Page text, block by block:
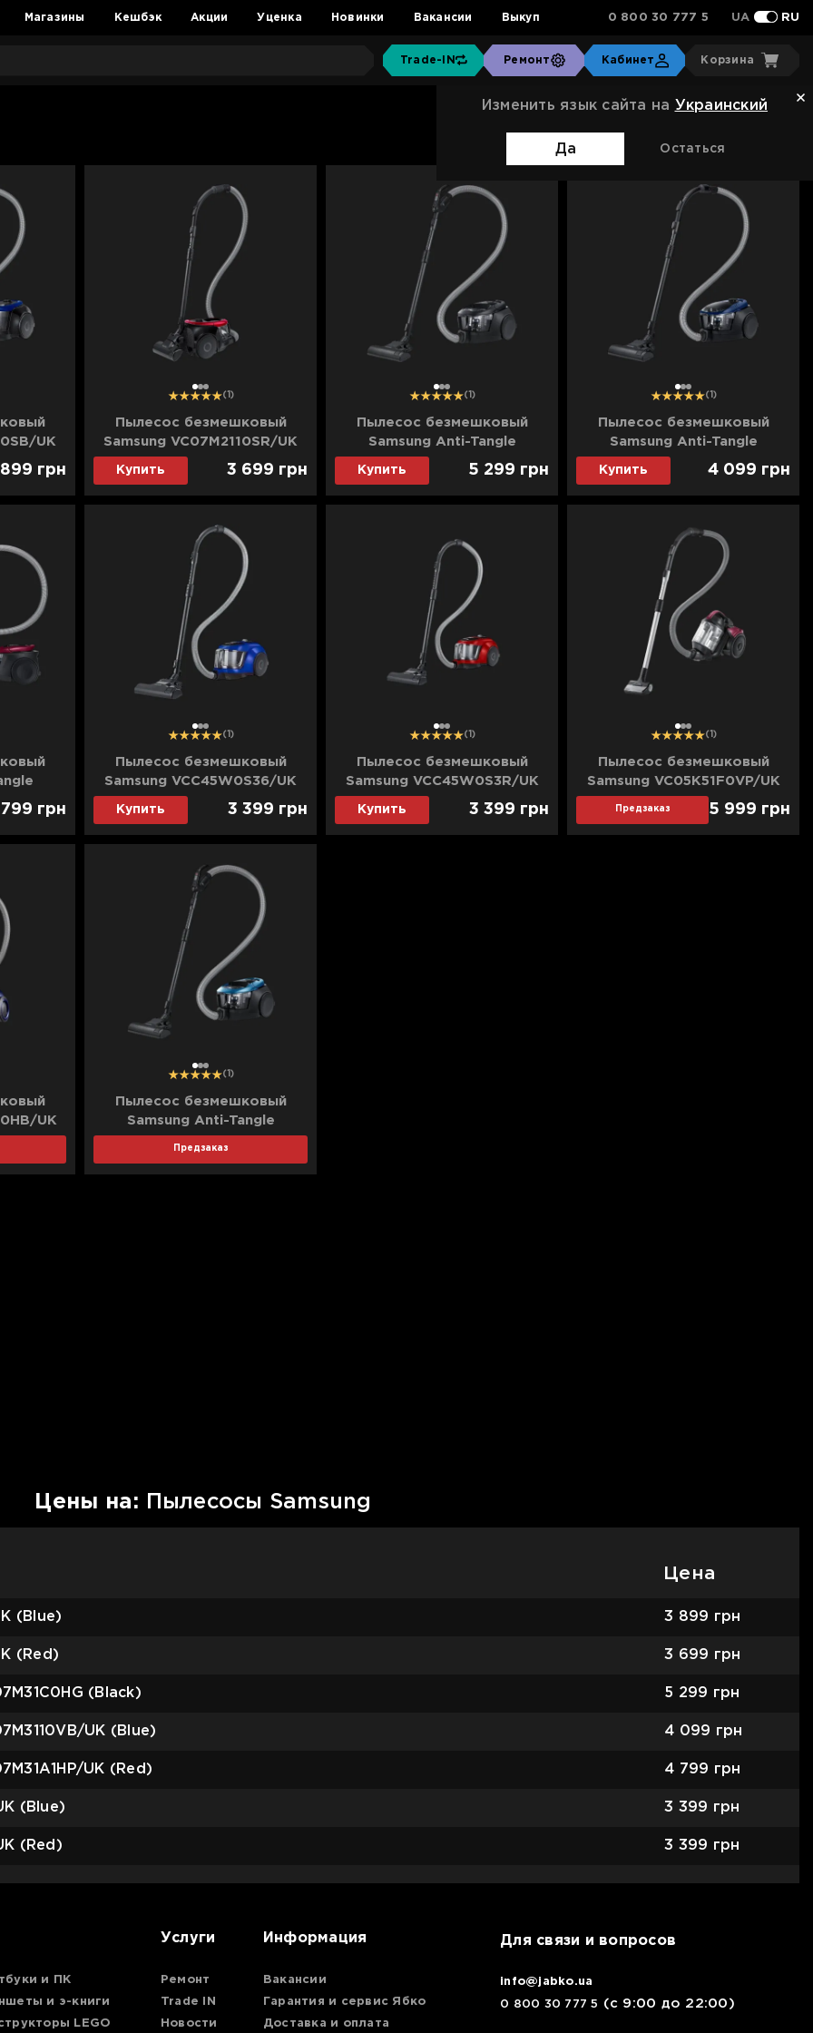
Магазины Кешбэк Акции Уценка Новинки Вакансии Выкуп 0 800 30 777 5 UA RU
Trade-IN Ремонт Кабинет Корзина
Изменить язык сайта на Украинский
Да Остаться
Сортировка: Стандартная
UK
грн
12 3 (1)
Пылесос безмешковый
Samsung VC07M2110SR/UK
(Red)
Купить 3 699 грн
12 3 (1)
Пылесос безмешковый
Samsung Anti-Tangle
VC07M31C0HG (Black)
Купить 5 299 грн
12 3 (1)
Пылесос безмешковый
Samsung Anti-Tangle
VC07M3110VB/UK (Blue)
Купить 4 099 грн
(Red)
грн
12 3 (1)
Пылесос безмешковый
Samsung VCC45W0S36/UK
(Blue)
Купить 3 399 грн
12 3 (1)
Пылесос безмешковый
Samsung VCC45W0S3R/UK
(Red)
Купить 3 399 грн
12 3 (1)
Пылесос безмешковый
Samsung VC05K51F0VP/UK
Предзаказ 5 999 грн
UK
12 3 (1)
Пылесос безмешковый
Samsung Anti-Tangle
VC07M31D3HU/UK (Blue)
Предзаказ
Цены на: Пылесосы Samsung
Цена
(Blue) 3 899 грн
(Red) 3 699 грн
(Black) 5 299 грн
UK (Blue) 4 099 грн
UK (Red) 4 799 грн
(Blue) 3 399 грн
(Red) 3 399 грн
и ПК
и э-книги
LEGO
Услуги
Ремонт
Trade IN
Новости
Информация
Вакансии
Гарантия и сервис Ябко
Доставка и оплата
Для связи и вопросов
info@jabko.ua
0 800 30 777 5 (с 9:00 до 22:00)